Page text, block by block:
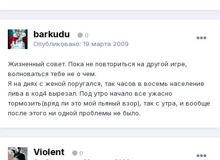
barkudu 0
Опубликовано: 19 марта 2009
Жизненный совет. Пока не повториться на другой игре,
волноваться тебе не о чем.
Я на днях с женой поругался, так часов в восемь население
лива в код4 вырезал. Под утро начало все ужасно
тормозить(вряд ли это мой пьяный взор), так с утра, и вообще
после этого ни одной проблемы не было.
Violent 0